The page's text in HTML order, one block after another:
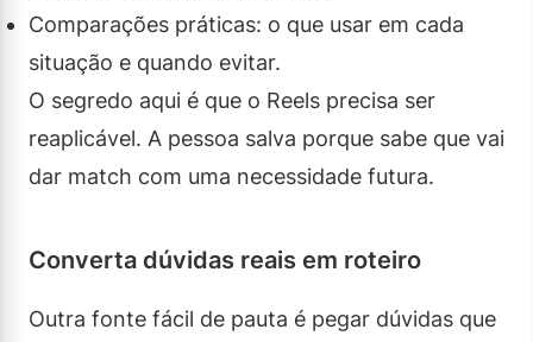
Comparações práticas: o que usar em cada
situação e quando evitar.
O segredo aqui é que o Reels precisa ser
reaplicável. A pessoa salva porque sabe que vai
dar match com uma necessidade futura.
Converta dúvidas reais em roteiro
Outra fonte fácil de pauta é pegar dúvidas que